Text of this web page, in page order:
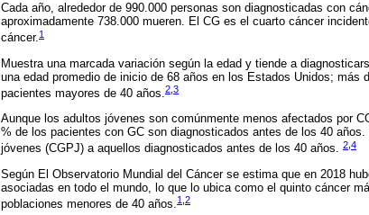
Cada año, alrededor de 990.000 personas son diagnosticadas con
aproximadamente 738.000 mueren. El CG es el cuarto cáncer
cáncer.1
Muestra una marcada variación según la edad y tiende a
una edad promedio de inicio de 68 años en los Estados Unidos;
pacientes mayores de 40 años.2 3
Aunque los adultos jóvenes son comúnmente menos afectados por
% de los pacientes con GC son diagnosticados antes de los 40
jóvenes (CGPJ) a aquellos diagnosticados antes de los 40 años. 2 4
Según El Observatorio Mundial del Cáncer se estima que en 2018
asociadas en todo el mundo, lo que lo ubica como el quinto cáncer
poblaciones menores de 40 años.1 2